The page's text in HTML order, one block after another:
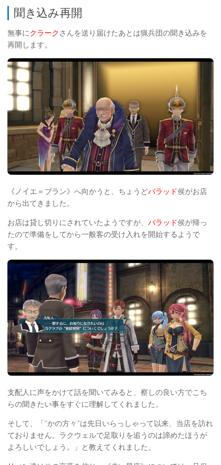
聞き込み再開
無事にクラーク さんを送り届けたあとは猟兵団の聞き込みを
再開します。
《ノイエ＝ブラン》へ向かうと、ちょうどバラッド侯がお店
から出てきました。
お店は貸し切りにされていたようですが、 バラッド侯が帰っ
たので準備をしてから一般客の受け入れを開始するようで
す。
支配人に声をかけて話を聞いてみると、察しの良い方でこち
らの聞きたい事をすぐに理解してくれました。
そして、「”かの方々”は先日いらっしゃって以来、当店を訪れ
ておりません。ラクウェルで足取りを追うのは諦めたほうが
よろしいでしょう。」と教えてくれました。